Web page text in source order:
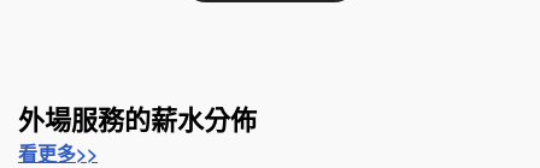
外場服務的薪水分佈
看更多>>